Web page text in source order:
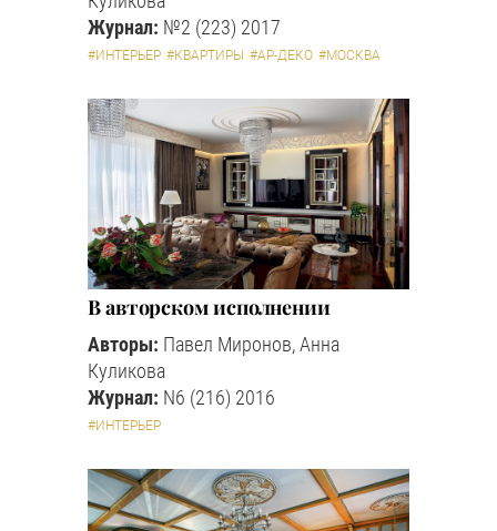
Журнал: №2 (223) 2017
#ИНТЕРЬЕР #КВАРТИРЫ #АР-ДЕКО #МОСКВА
В авторском исполнении
Авторы: Павел Миронов, Анна
Куликова
Журнал: N6 (216) 2016
#ИНТЕРЬЕР